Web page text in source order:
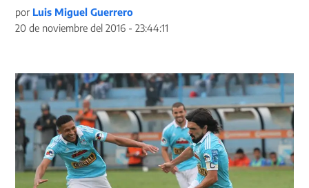
por Luis Miguel Guerrero
20 de noviembre del 2016 - 23:44:11